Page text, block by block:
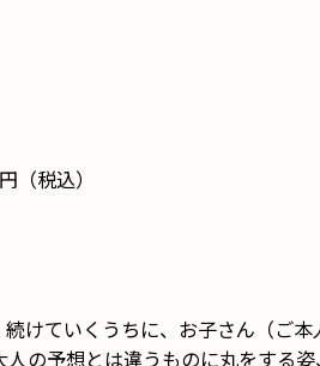
税込）
続けていくうちに、お子さん（
人の予想とは違うものに丸をする